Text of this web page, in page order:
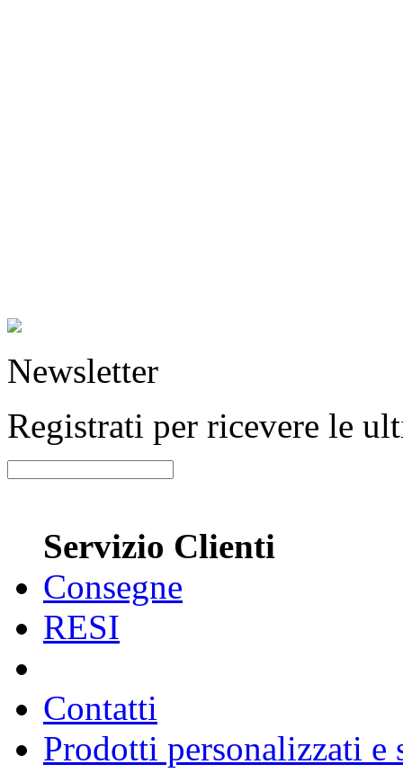
Newsletter
Registrati per ricevere le
Servizio Clienti
Consegne
RESI
Contatti
Prodotti personalizzati e